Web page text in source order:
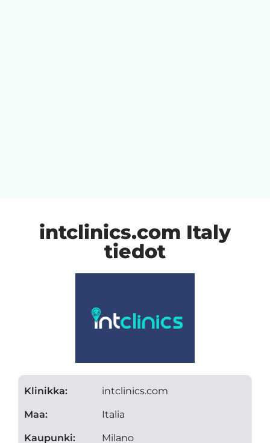
intclinics.com Italy
tiedot
Klinikka:
Maa:
Kaupunki:
intclinics.com
Italia
Milano